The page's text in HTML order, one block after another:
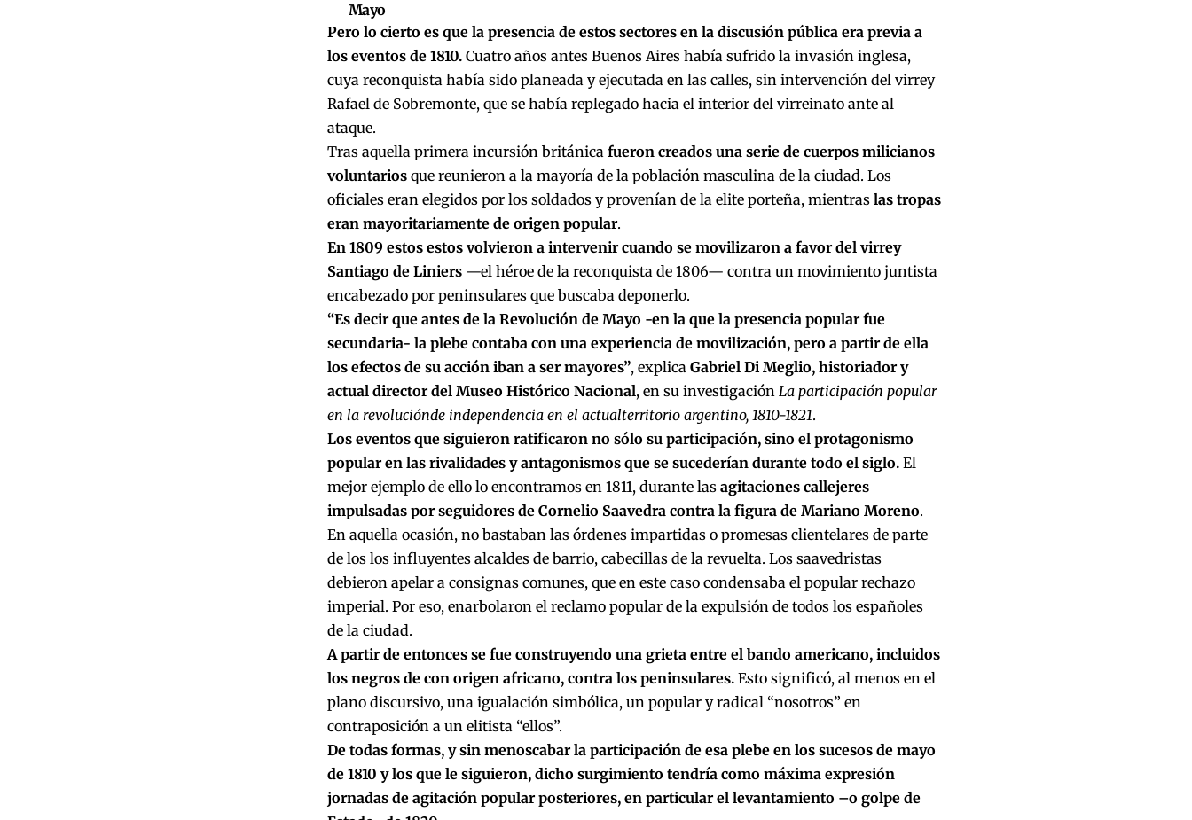
Mayo
Pero lo cierto es que la presencia de estos sectores en la discusión pública era previa a
los eventos de 1810.Cuatro años antes Buenos Aires había sufrido la invasión inglesa,
cuya reconquista había sido planeada y ejecutada en las calles, sin intervención del virrey
Rafael de Sobremonte, que se había replegado hacia el interior del virreinato ante al
ataque.
Tras aquella primera incursión británica fueron creados una serie de cuerpos milicianos
voluntariosque reunieron a la mayoría de la población masculina de la ciudad. Los
oficiales eran elegidos por los soldados y provenían de la elite porteña, mientras las tropas
eran mayoritariamente de origen popular.
En 1809 estos estos volvieron a intervenir cuando se movilizaron a favor del virrey
Santiago de Liniers—el héroe de la reconquista de 1806— contra un movimiento juntista
encabezado por peninsulares que buscaba deponerlo.
“Es decir que antes de la Revolución de Mayo -en la que la presencia popular fue
secundaria- la plebe contaba con una experiencia de movilización, pero a partir de ella
los efectos de su acción iban a ser mayores”, explica Gabriel Di Meglio, historiador y
actual director del Museo Histórico Nacional, en su investigación La participación popular
en la revoluciónde independencia en el actualterritorio argentino, 1810-1821.
Los eventos que siguieron ratificaron no sólo su participación, sino el protagonismo
popular en las rivalidades y antagonismos que se sucederían durante todo el siglo.El
mejor ejemplo de ello lo encontramos en 1811, durante las agitaciones callejeres
impulsadas por seguidores de Cornelio Saavedra contra la figura de Mariano Moreno.
En aquella ocasión, no bastaban las órdenes impartidas o promesas clientelares de parte
de los los influyentes alcaldes de barrio, cabecillas de la revuelta. Los saavedristas
debieron apelar a consignas comunes, que en este caso condensaba el popular rechazo
imperial. Por eso, enarbolaron el reclamo popular de la expulsión de todos los españoles
de la ciudad.
A partir de entonces se fue construyendo una grieta entre el bando americano, incluidos
los negros de con origen africano, contra los peninsulares.Esto significó, al menos en el
plano discursivo, una igualación simbólica, un popular y radical “nosotros” en
contraposición a un elitista “ellos”.
De todas formas, y sin menoscabar la participación de esa plebe en los sucesos de mayo
de 1810 y los que le siguieron, dicho surgimiento tendría como máxima expresión
jornadas de agitación popular posteriores, en particular el levantamiento –o golpe de